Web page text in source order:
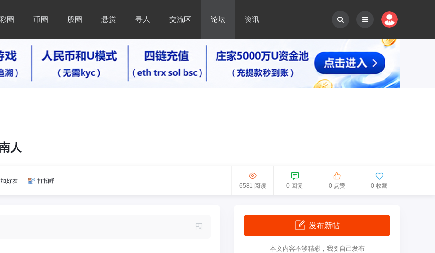
彩圈 币圈 股圈 悬赏 寻人 交流区 论坛 资讯
人
加好友 打招呼
6581 阅读 0 回复 0 点赞 0 收藏
发布新帖
本文内容不够精彩，我要自己发布